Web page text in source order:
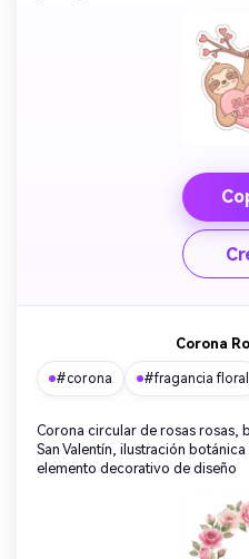
Corona
#corona #fragancia floral
Corona circular de rosas rosas,
San Valentín, ilustración
elemento decorativo de diseño